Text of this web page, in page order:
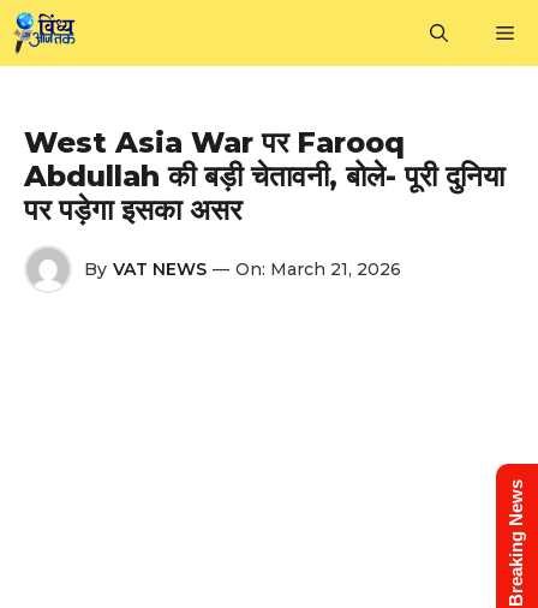
Skip
to
West Asia War पर Farooq
Abdullah की बड़ी चेतावनी, बोले- पूरी दुनिया
पर पड़ेगा इसका असर
By VAT NEWS — On: March 21, 2026
Breaking News